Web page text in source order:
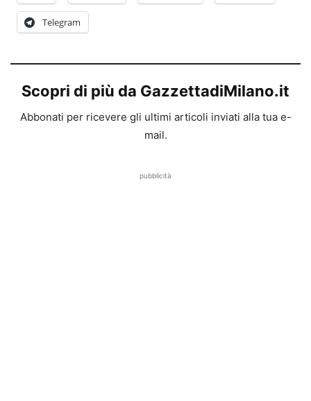
Telegram
Scopri di più da GazzettadiMilano.it
Abbonati per ricevere gli ultimi articoli inviati alla tua e-
mail.
pubblicità